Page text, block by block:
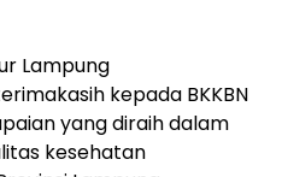
Lampung
kepada BKKBN
yang diraih dalam
kesehatan